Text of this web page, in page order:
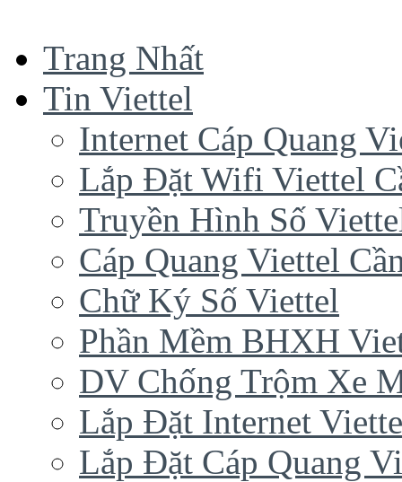
Trang Nhất
Tin Viettel
Internet Cáp Quang
Lắp Đặt Wifi Viettel
Truyền Hình Số
Cáp Quang Viettel
Chữ Ký Số Viettel
Phần Mềm BHXH
DV Chống Trộm Xe
Lắp Đặt Internet
Lắp Đặt Cáp Quang